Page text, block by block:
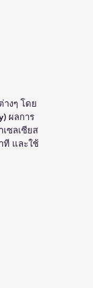
งๆ โดย
ผลการ
ซลเซียส
ที และใช้